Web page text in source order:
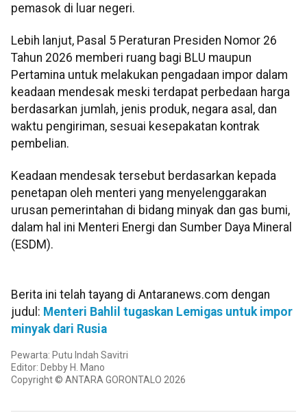
pemasok di luar negeri.
Lebih lanjut, Pasal 5 Peraturan Presiden Nomor 26
Tahun 2026 memberi ruang bagi BLU maupun
Pertamina untuk melakukan pengadaan impor dalam
keadaan mendesak meski terdapat perbedaan harga
berdasarkan jumlah, jenis produk, negara asal, dan
waktu pengiriman, sesuai kesepakatan kontrak
pembelian.
Keadaan mendesak tersebut berdasarkan kepada
penetapan oleh menteri yang menyelenggarakan
urusan pemerintahan di bidang minyak dan gas bumi,
dalam hal ini Menteri Energi dan Sumber Daya Mineral
(ESDM).
Berita ini telah tayang di Antaranews.com dengan
judul: Menteri Bahlil tugaskan Lemigas untuk impor
minyak dari Rusia
Pewarta: Putu Indah Savitri
Editor: Debby H. Mano
Copyright © ANTARA GORONTALO 2026